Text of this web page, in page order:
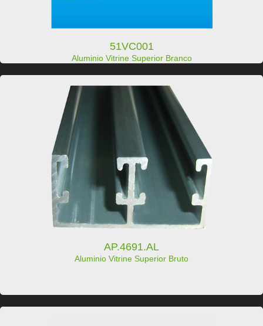
51VC001
Aluminio Vitrine Superior Branco
AP.4691.AL
Aluminio Vitrine Superior Bruto